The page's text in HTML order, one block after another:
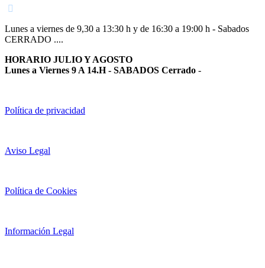
Lunes a viernes de 9,30 a 13:30 h y de 16:30 a 19:00 h - Sabados
CERRADO ....
HORARIO JULIO Y AGOSTO
Lunes a Viernes 9 A 14.H - SABADOS Cerrado -
Política de privacidad
Aviso Legal
Política de Cookies
Información Legal